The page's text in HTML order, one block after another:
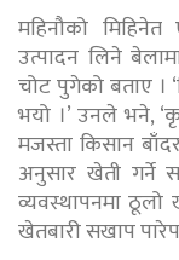
महिनौको
उत्पादन लिने
चोट पुगेको बताए ।
भयो ।’ उनले भने,
मजस्ता किसान
अनुसार खेती गर्ने
व्यवस्थापनमा ठूलो
खेतबारी सखाप